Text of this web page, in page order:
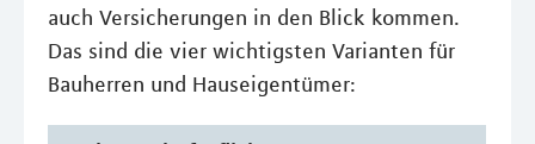
auch Versicherungen in den Blick kommen.
Das sind die vier wichtigsten Varianten für
Bauherren und Hauseigentümer: